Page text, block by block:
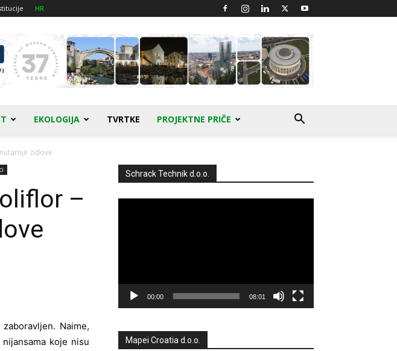
HR
EKOLOGIJA TVRTKE PROJEKTNE PRIČE
zidove
–
Naime,
koje nisu
Schrack Technik d.o.o.
00:00 08:01
Mapei Croatia d.o.o.